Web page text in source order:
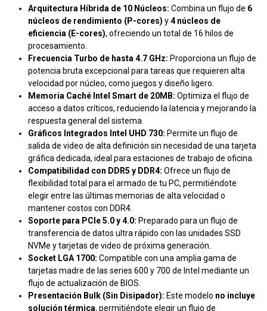
Arquitectura Híbrida de 10 Núcleos: Combina un flujo de 6
núcleos de rendimiento (P-cores) y4 núcleos de
eficiencia (E-cores), ofreciendo un total de 16 hilos de
procesamiento.
Frecuencia Turbo de hasta 4.7 GHz: Proporciona un flujo de
potencia bruta excepcional para tareas que requieren alta
velocidad por núcleo, como juegos y diseño ligero.
Memoria Caché Intel Smart de 20MB: Optimiza el flujo de
acceso a datos críticos, reduciendo la latencia y mejorando la
respuesta general del sistema.
Gráficos Integrados Intel UHD 730: Permite un flujo de
salida de video de alta definición sin necesidad de una tarjeta
gráfica dedicada, ideal para estaciones de trabajo de oficina.
Compatibilidad con DDR5 y DDR4: Ofrece un flujo de
flexibilidad total para el armado de tu PC, permitiéndote
elegir entre las últimas memorias de alta velocidad o
mantener costos con DDR4.
Soporte para PCIe 5.0 y 4.0: Preparado para un flujo de
transferencia de datos ultra rápido con las unidades SSD
NVMe y tarjetas de video de próxima generación.
Socket LGA 1700: Compatible con una amplia gama de
tarjetas madre de las series 600 y 700 de Intel mediante un
flujo de actualización de BIOS.
Presentación Bulk (Sin Disipador): Este modelo no incluye
solución térmica, permitiéndote elegir un flujo de